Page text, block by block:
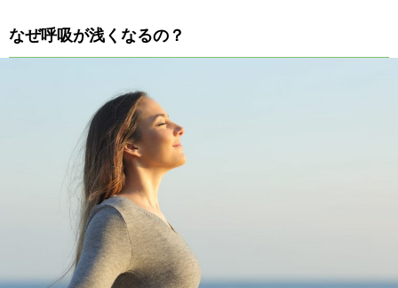
なぜ呼吸が浅くなるの？